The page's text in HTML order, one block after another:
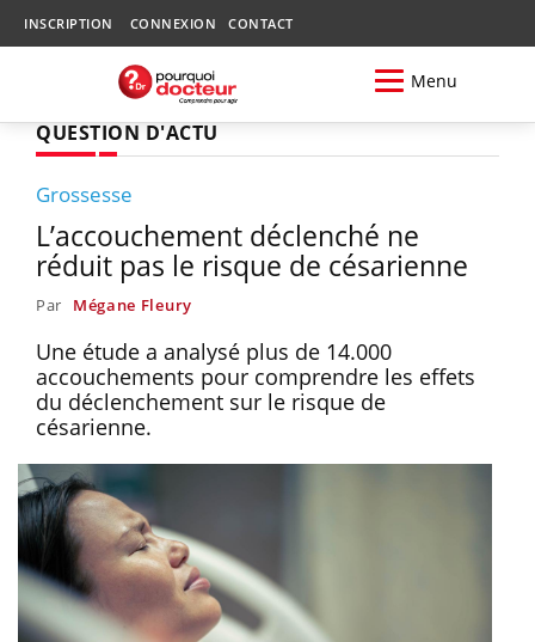
INSCRIPTION CONNEXION CONTACT
Menu
QUESTION D'ACTU
Grossesse
L’accouchement déclenché ne
réduit pas le risque de césarienne
Par Mégane Fleury
Une étude a analysé plus de 14.000
accouchements pour comprendre les effets
du déclenchement sur le risque de
césarienne.